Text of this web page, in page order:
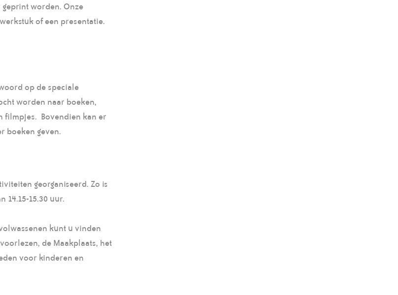
worden. Onze
of een presentatie.
op de speciale
worden naar boeken,
filmpjes. Bovendien kan er
boeken geven.
georganiseerd. Zo is
14.15-15.30 uur.
kunt u vinden
de Maakplaats, het
voor kinderen en